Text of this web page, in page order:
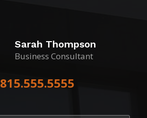
Sarah Thompson
Business Consultant
815.555.5555